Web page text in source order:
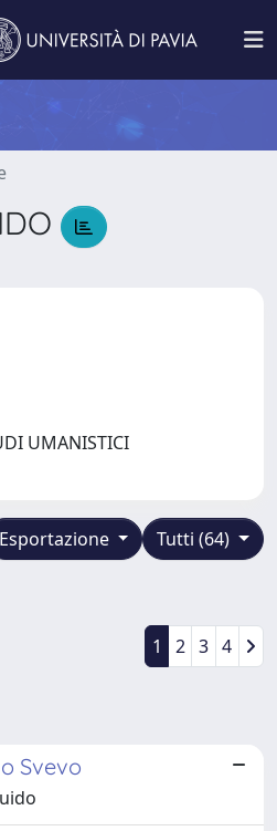
UMANISTICI
Tutti (64)
Esportazione
1 2 3 4
Svevo